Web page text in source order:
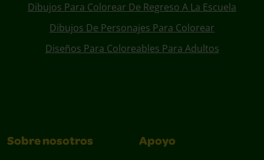
Dibujos Para Colorear De Regreso A La Escuela
Dibujos De Personajes Para Colorear
Diseños Para Coloreables Para Adultos
Sobre nosotros Apoyo